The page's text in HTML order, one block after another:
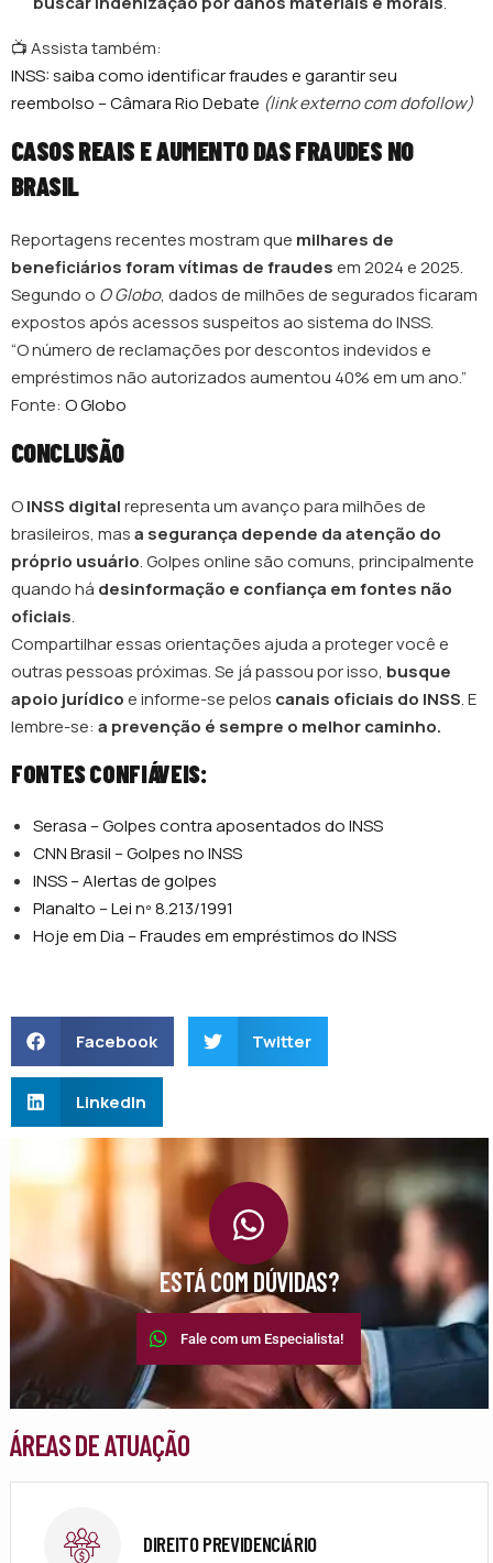
📺 Assista também:
INSS: saiba como identificar fraudes e garantir seu
reembolso – Câmara Rio Debate (link externo com dofollow)
CASOS REAIS E AUMENTO DAS FRAUDES NO
BRASIL
Reportagens recentes mostram que milhares de
beneficiários foram vítimas de fraudesem 2024 e 2025.
Segundo o O Globo, dados de milhões de segurados ficaram
expostos após acessos suspeitos ao sistema do INSS.
“O número de reclamações por descontos indevidos e
empréstimos não autorizados aumentou 40% em um ano.”
Fonte: O Globo
CONCLUSÃO
OINSS digitalrepresenta um avanço para milhões de
brasileiros, masa segurança depende da atenção do
próprio usuário. Golpes online são comuns, principalmente
quando há desinformação e confiança em fontes não
oficiais.
Compartilhar essas orientações ajuda a proteger você e
outras pessoas próximas. Se já passou por isso, busque
apoio jurídicoe informe-se pelos canais oficiais do INSS. E
lembre-se: a prevenção é sempre o melhor caminho.
FONTES CONFIÁVEIS:
Serasa – Golpes contra aposentados do INSS
CNN Brasil – Golpes no INSS
INSS – Alertas de golpes
Planalto – Lei nº 8.213/1991
Hoje em Dia – Fraudes em empréstimos do INSS
Facebook Twitter
LinkedIn
ESTÁ COM DÚVIDAS?
Fale com um Especialista!
ÁREAS DE ATUAÇÃO
DIREITO PREVIDENCIÁRIO